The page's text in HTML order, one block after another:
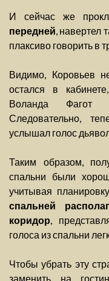
И сейчас же
передней, навертел
плаксиво говорить в
Видимо, Коровьев
остался в
Воланда Фагот
Следовательно,
услышал голос
Таким образом,
спальни были
учитывая
спальней
коридор,
голоса из спальни
Чтобы убрать эту
заменить на